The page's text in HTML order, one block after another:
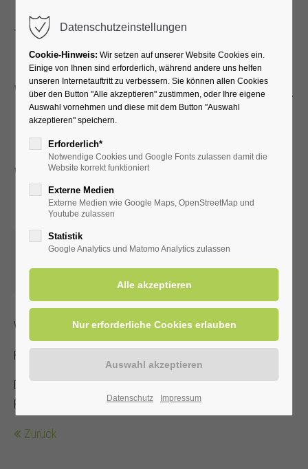
Wanderung mit dem SGV -
Paderborn-Paderrunde mit
Besuch des
Weihnachtsmarktes, 12,5
km
30.11.2025, 10:00
OTTMAR-STR., NÄHE MARKTPLATZ
Wanderung mit dem Sauerländischen Gebirgsverein,
Fahrtkosten: 6,00 €
Diese werden direkt von den Mitfahrer/innen an den
Fahrenden gezahlt.
Zurück
Datenschutzeinstellungen
Cookie-Hinweis: Wir setzen auf unserer Website Cookies ein.
Einige von Ihnen sind erforderlich, während andere uns helfen
unseren Internetauftritt zu verbessern. Sie können allen Cookies
über den Button "Alle akzeptieren" zustimmen, oder Ihre eigene
Auswahl vornehmen und diese mit dem Button "Auswahl
akzeptieren" speichern.
Erforderlich*
Notwendige Cookies und Google Fonts zulassen damit die
Website korrekt funktioniert
Externe Medien
Externe Medien wie Google Maps, OpenStreetMap und
Youtube zulassen
Statistik
Google Analytics und Matomo Analytics zulassen
Datenschutz Impressum